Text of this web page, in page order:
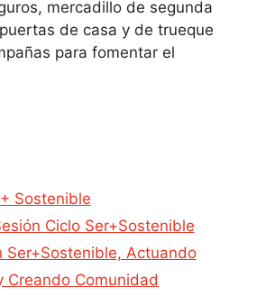
mercadillo de segunda
de casa y de trueque
para fomentar el
Sostenible
Ciclo Ser+Sostenible
Ser+Sostenible, Actuando
Creando Comunidad